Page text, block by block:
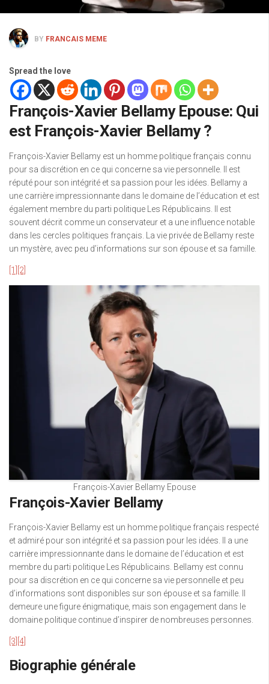
BY FRANCAIS MEME
Spread the love
François-Xavier Bellamy Epouse: Qui
est François-Xavier Bellamy ?
François-Xavier Bellamy est un homme politique français connu
pour sa discrétion en ce qui concerne sa vie personnelle. Il est
réputé pour son intégrité et sa passion pour les idées. Bellamy a
une carrière impressionnante dans le domaine de l’éducation et est
également membre du parti politique Les Républicains. Il est
souvent décrit comme un conservateur et a une influence notable
dans les cercles politiques français. La vie privée de Bellamy reste
un mystère, avec peu d’informations sur son épouse et sa famille.
[1] [2]
François-Xavier Bellamy Epouse
François-Xavier Bellamy
François-Xavier Bellamy est un homme politique français respecté
et admiré pour son intégrité et sa passion pour les idées. Il a une
carrière impressionnante dans le domaine de l’éducation et est
membre du parti politique Les Républicains. Bellamy est connu
pour sa discrétion en ce qui concerne sa vie personnelle et peu
d’informations sont disponibles sur son épouse et sa famille. Il
demeure une figure énigmatique, mais son engagement dans le
domaine politique continue d’inspirer de nombreuses personnes.
[3] [4]
Biographie générale